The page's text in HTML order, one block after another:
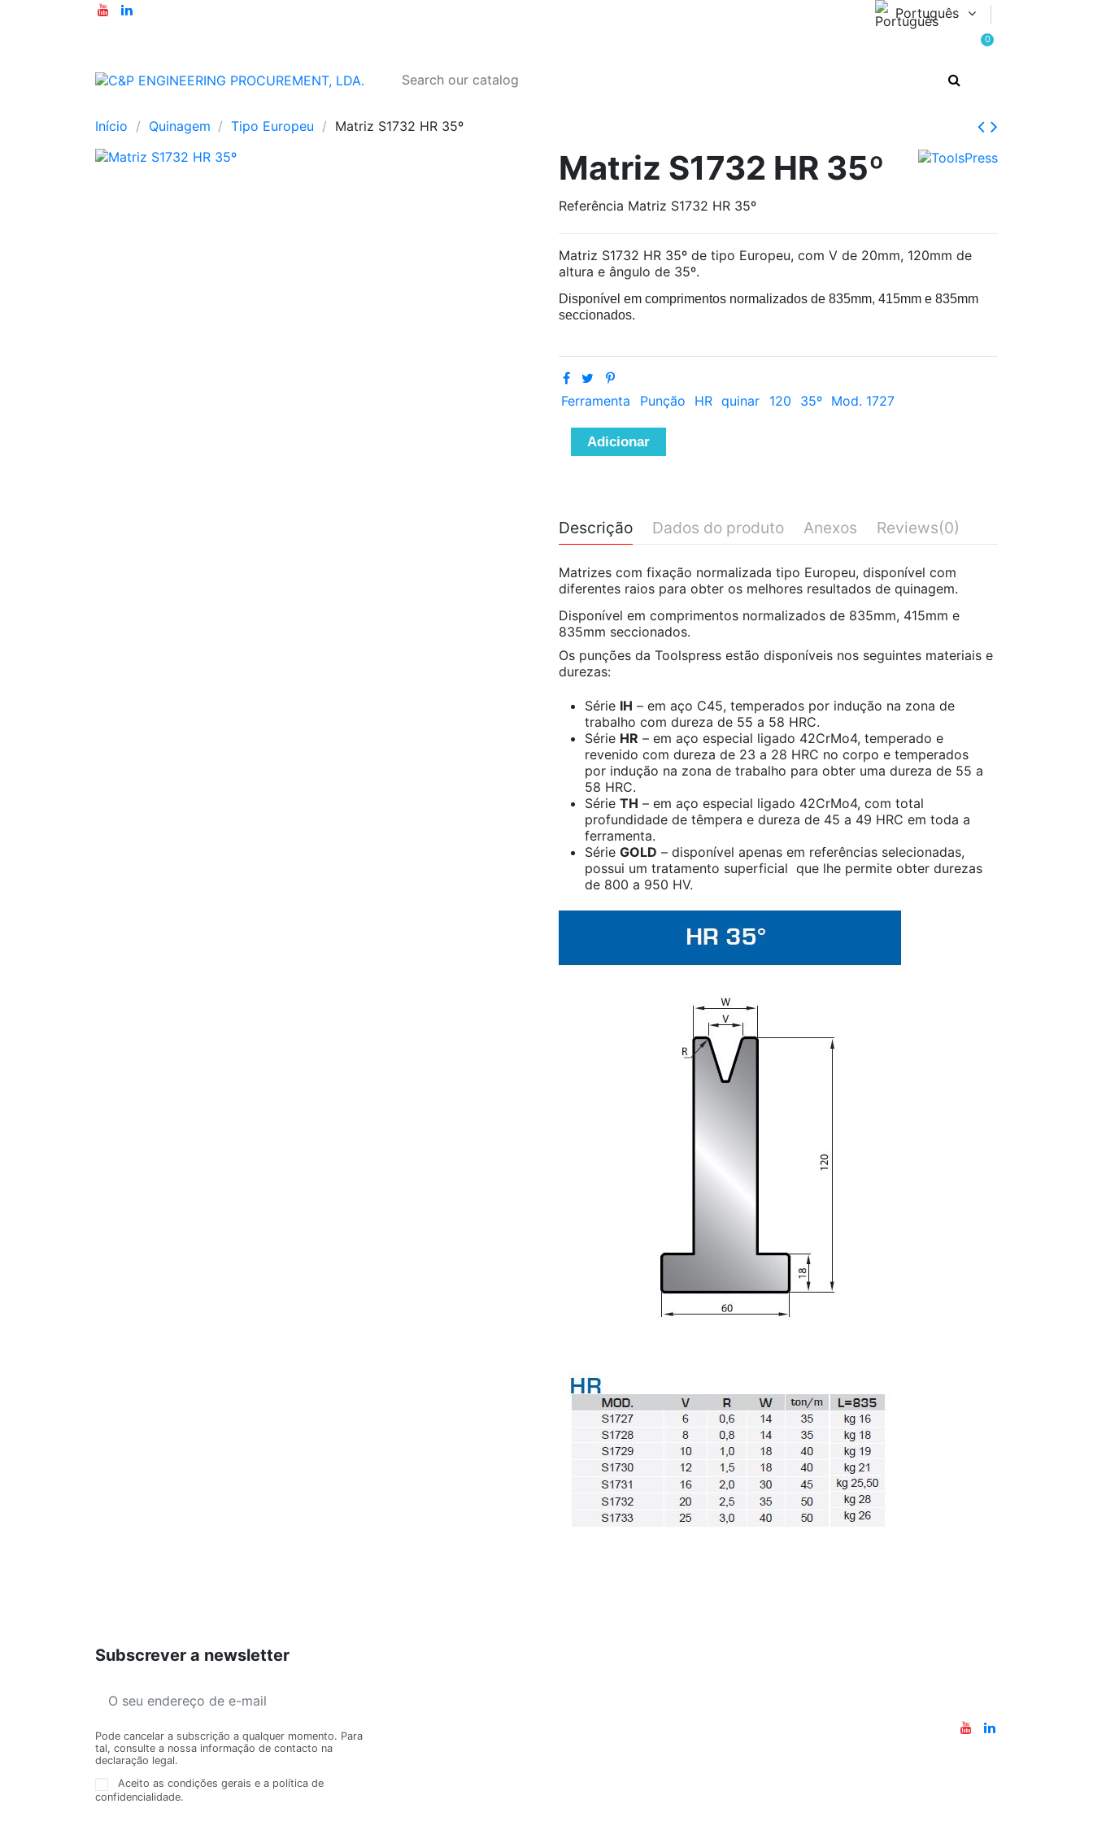
Português
0
Início Quinagem Tipo Europeu Matriz S1732 HR 35º
Matriz S1732 HR 35º
Referência Matriz S1732 HR 35º
Matriz S1732 HR 35º de tipo Europeu, com V de 20mm, 120mm de
altura e ângulo de 35º.
Disponível em comprimentos normalizados de 835mm, 415mm e 835mm
seccionados.
Ferramenta Punção HR quinar 120 35º Mod. 1727
Adicionar
Descrição Dados do produto Anexos Reviews(0)
Matrizes com fixação normalizada tipo Europeu, disponível com
diferentes raios para obter os melhores resultados de quinagem.
Disponível em comprimentos normalizados de 835mm, 415mm e
835mm seccionados.
Os punções da Toolspress estão disponíveis nos seguintes materiais e
durezas:
Série IH – em aço C45, temperados por indução na zona de
trabalho com dureza de 55 a 58 HRC.
Série HR – em aço especial ligado 42CrMo4, temperado e
revenido com dureza de 23 a 28 HRC no corpo e temperados
por indução na zona de trabalho para obter uma dureza de 55 a
58 HRC.
Série TH – em aço especial ligado 42CrMo4, com total
profundidade de têmpera e dureza de 45 a 49 HRC em toda a
ferramenta.
Série GOLD – disponível apenas em referências selecionadas,
possui um tratamento superficial que lhe permite obter durezas
de 800 a 950 HV.
Subscrever a newsletter
Pode cancelar a subscrição a qualquer momento. Para
tal, consulte a nossa informação de contacto na
declaração legal.
Aceito as condições gerais e a política de
confidencialidade.